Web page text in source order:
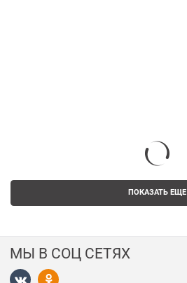
ПОКАЗАТЬ ЕЩЕ
МЫ В СОЦ СЕТЯХ